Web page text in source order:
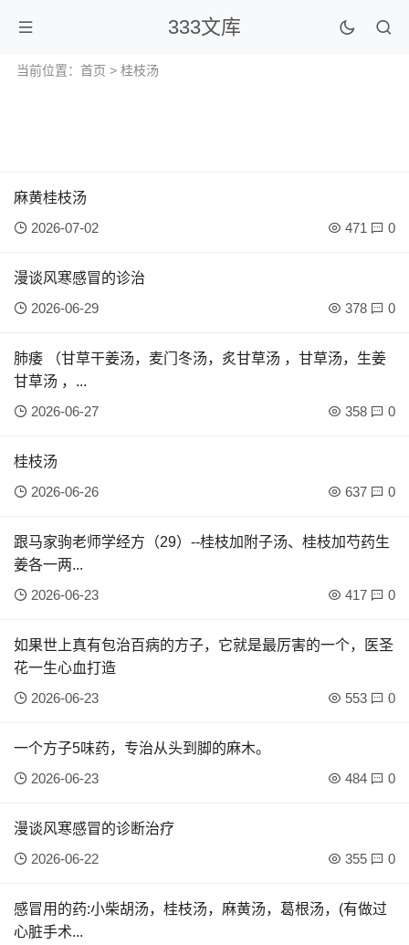
333文库
当前位置： 首页 > 桂枝汤
麻黄桂枝汤
2026-07-02
471 0
漫谈风寒感冒的诊治
2026-06-29
378 0
肺痿 （甘草干姜汤，麦门冬汤，炙甘草汤 ，甘草汤，生姜
甘草汤 ，...
2026-06-27
358 0
桂枝汤
2026-06-26
637 0
跟马家驹老师学经方（29）--桂枝加附子汤、桂枝加芍药生
姜各一两...
2026-06-23
417 0
如果世上真有包治百病的方子，它就是最厉害的一个，医圣
花一生心血打造
2026-06-23
553 0
一个方子5味药，专治从头到脚的麻木。
2026-06-23
484 0
漫谈风寒感冒的诊断治疗
2026-06-22
355 0
感冒用的药:小柴胡汤，桂枝汤，麻黄汤，葛根汤，(有做过
心脏手术...